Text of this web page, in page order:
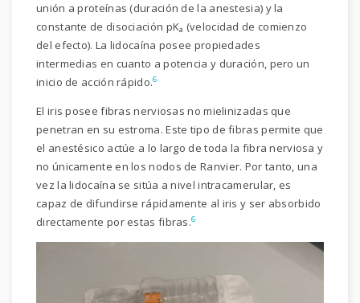
unión a proteínas (duración de la anestesia) y la
constante de disociación pKa (velocidad de comienzo
del efecto). La lidocaína posee propiedades
intermedias en cuanto a potencia y duración, pero un
inicio de acción rápido.6
El iris posee fibras nerviosas no mielinizadas que
penetran en su estroma. Este tipo de fibras permite que
el anestésico actúe a lo largo de toda la fibra nerviosa y
no únicamente en los nodos de Ranvier. Por tanto, una
vez la lidocaína se sitúa a nivel intracamerular, es
capaz de difundirse rápidamente al iris y ser absorbido
directamente por estas fibras.6